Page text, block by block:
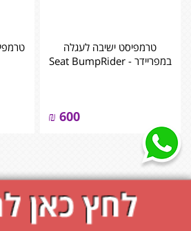
טרמפיסט ישיבה לעגלה
במפריידר - Seat BumpRider
600
₪